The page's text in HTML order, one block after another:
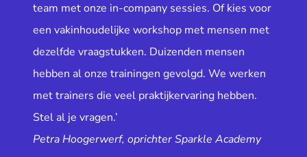
team met onze in-company sessies. Of kies voor
een vakinhoudelijke workshop met mensen met
dezelfde vraagstukken. Duizenden mensen
hebben al onze trainingen gevolgd. We werken
met trainers die veel praktijkervaring hebben.
Stel al je vragen.’
Petra Hoogerwerf, oprichter Sparkle Academy